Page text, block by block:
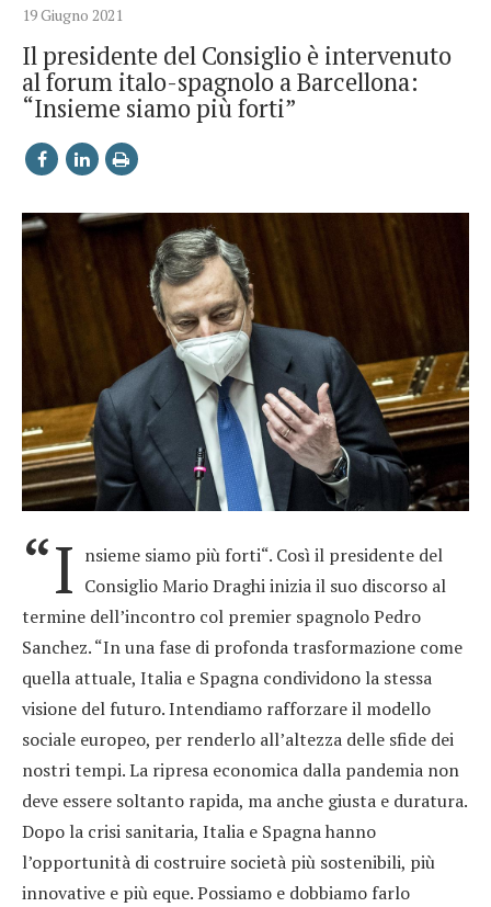
19 Giugno 2021
Il presidente del Consiglio è intervenuto
al forum italo-spagnolo a Barcellona:
“Insieme siamo più forti”
“I nsieme siamo più forti“. Così il presidente del
Consiglio Mario Draghi inizia il suo discorso al
termine dell’incontro col premier spagnolo Pedro
Sanchez. “In una fase di profonda trasformazione come
quella attuale, Italia e Spagna condividono la stessa
visione del futuro. Intendiamo rafforzare il modello
sociale europeo, per renderlo all’altezza delle sfide dei
nostri tempi. La ripresa economica dalla pandemia non
deve essere soltanto rapida, ma anche giusta e duratura.
Dopo la crisi sanitaria, Italia e Spagna hanno
l’opportunità di costruire società più sostenibili, più
innovative e più eque. Possiamo e dobbiamo farlo